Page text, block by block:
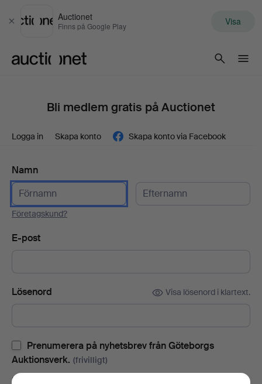
Stäng
Auctionet
Finns på Google Play Visa
Bli medlem gratis på Auctionet
Logga in Skapa konto Skapa konto via Facebook
Namn
Företagskund?
E-post
Lösenord Visa lösenord i klartext.
Prenumerera på nyhetsbrev från Göteborgs
Auktionsverk. (frivilligt)
Med bl.a. auktionskataloger, inbjudningar till evenemang och